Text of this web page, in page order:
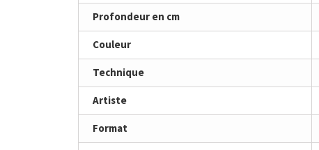
Profondeur en cm
Couleur
Technique
Artiste
Format